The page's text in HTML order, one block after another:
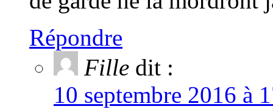
Répondre
Fille dit :
10 septembre 2016 à